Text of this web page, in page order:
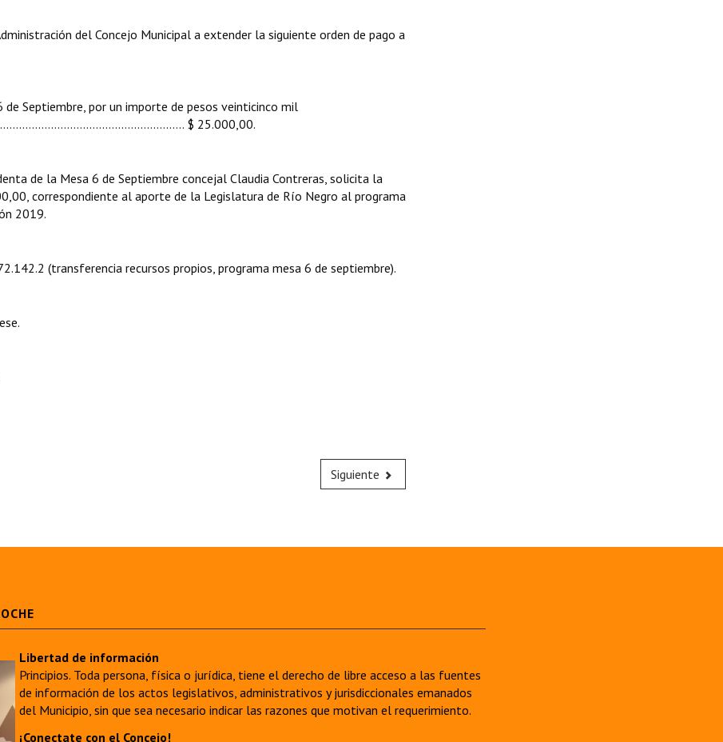
del Concejo Municipal a extender la siguiente orden de pago a
Septiembre, por un importe de pesos veinticinco mil
$ 25.000,00.
de la Mesa 6 de Septiembre concejal Claudia Contreras, solicita la
correspondiente al aporte de la Legislatura de Río Negro al programa
2019.
(transferencia recursos propios, programa mesa 6 de septiembre).
Siguiente
Libertad de información
Principios. Toda persona, física o jurídica, tiene el derecho de libre acceso a las fuentes
de información de los actos legislativos, administrativos y jurisdiccionales emanados
del Municipio, sin que sea necesario indicar las razones que motivan el requerimiento.
¡Conectate con el Concejo!